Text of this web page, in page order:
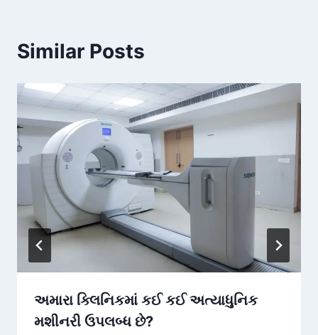
Similar Posts
અમારા ક્લિનિકમાં કઈ કઈ અત્યાધુનિક
મશીનરી ઉપલબ્ધ છે?